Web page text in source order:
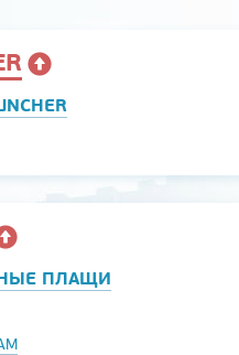
ПЛАЩИ